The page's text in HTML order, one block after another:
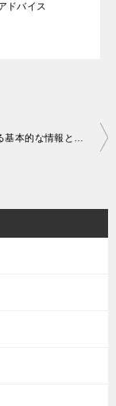
ドバイス
住宅に関する基本的な情報と手続きについて